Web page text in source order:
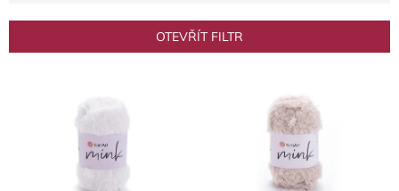
r
OTEVŘÍT FILTR